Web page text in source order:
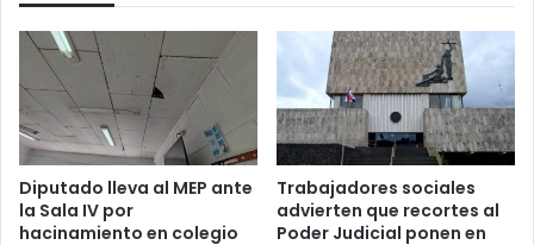
Diputado lleva al MEP ante
la Sala IV por
hacinamiento en colegio
Trabajadores sociales
advierten que recortes al
Poder Judicial ponen en